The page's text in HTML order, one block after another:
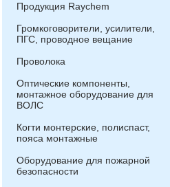
Продукция Raychem
Громкоговорители, усилители,
ПГС, проводное вещание
Проволока
Оптические компоненты,
монтажное оборудование для
ВОЛС
Когти монтерские, полиспаст,
пояса монтажные
Оборудование для пожарной
безопасности